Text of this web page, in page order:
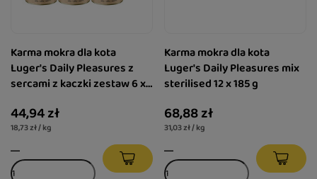
Karma mokra dla kota
Luger's Daily Pleasures z
sercami z kaczki zestaw 6 x
44,94 zł
18,73 zł / kg
Karma mokra dla kota
Luger's Daily Pleasures mix
sterilised 12 x 185 g
68,88 zł
31,03 zł / kg